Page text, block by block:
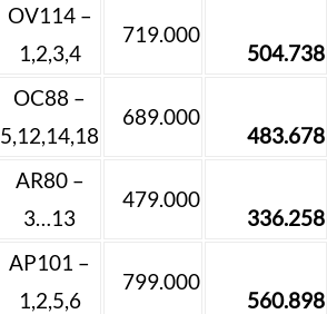
OV114 –
1,2,3,4
719.000
504.738
OC88 –
5,12,14,18
689.000
483.678
AR80 –
3…13
479.000
336.258
AP101 –
1,2,5,6
799.000
560.898